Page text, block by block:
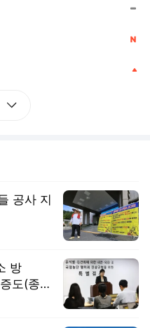
공사 지
방
도(종